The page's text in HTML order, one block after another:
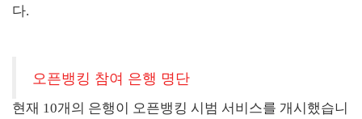
다.
오픈뱅킹 참여 은행 명단
현재 10개의 은행이 오픈뱅킹 시범 서비스를 개시했습니